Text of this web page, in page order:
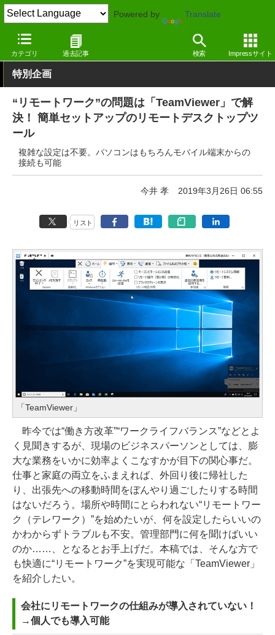
Powered by Translate
カテゴリ 過去記事 検索 Impressサイト
窓の杜 インターネット Windows
特別企画
“リモートワーク”の問題は「TeamViewer」で解
決！ 簡単セットアップのリモートデスクトップツ
ール
複雑な設定は不要。パソコンはもちろんモバイル端末からの
接続も可能
今井 孝 2019年3月26日 06:55
リスト
「TeamViewer」
昨今では“働き方改革”“ワークライフバランス”などとよ
く見聞きするが、現場のビジネスパーソンとしては、膨
大な業務をいかに効率よくこなすかが目下の関心事だ。
仕事と家庭の両立をふまえれば、外回り後に帰社した
り、出張先への移動時間をぼんやり過ごしたりする時間
はないだろう。場所や時間にとらわれない“リモートワー
ク（テレワーク）”を始めたいが、何を設定したらいいの
かわからずトラブルも不安。管理部門に何を聞けばいい
のか……、となるとお手上げだ。本稿では、そんな方で
も快適に“リモートワーク”を実現可能な「TeamViewer」
を紹介したい。
会社にリモートワークの仕組みが導入されていない！
→個人でも導入可能